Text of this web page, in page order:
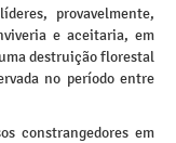
provavelmente,
e aceitaria, em
destruição florestal
no período entre
constrangedores em